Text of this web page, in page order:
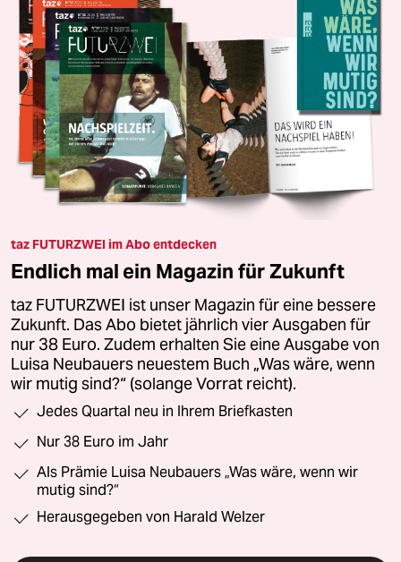
taz FUTURZWEI im Abo entdecken
Endlich mal ein Magazin für Zukunft
taz FUTURZWEI ist unser Magazin für eine bessere
Zukunft. Das Abo bietet jährlich vier Ausgaben für
nur 38 Euro. Zudem erhalten Sie eine Ausgabe von
Luisa Neubauers neuestem Buch „Was wäre, wenn
wir mutig sind?“ (solange Vorrat reicht).
Jedes Quartal neu in Ihrem Briefkasten
Nur 38 Euro im Jahr
Als Prämie Luisa Neubauers „Was wäre, wenn wir
mutig sind?“
Herausgegeben von Harald Welzer